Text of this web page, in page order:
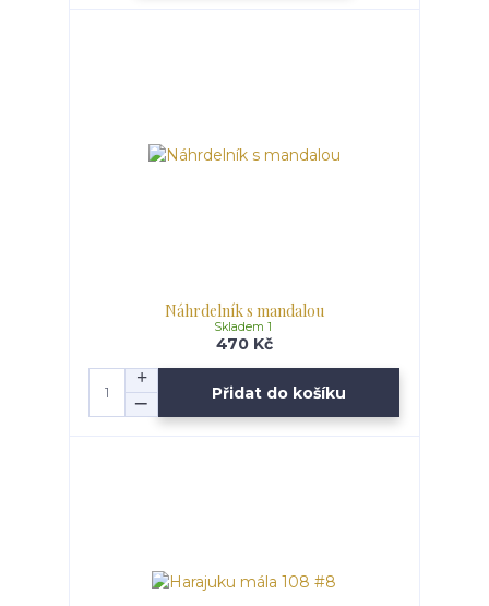
Náhrdelník s mandalou
470 Kč
Skladem 1
Přidat do košíku